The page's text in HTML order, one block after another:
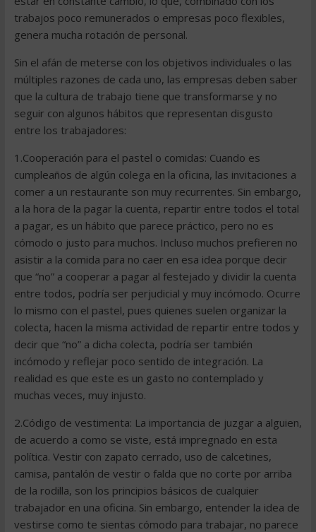
trabajos poco remunerados o empresas poco flexibles,
genera mucha rotación de personal.
Sin el afán de meterse con los objetivos individuales o las
múltiples razones de cada uno, las empresas deben saber
que la cultura de trabajo tiene que transformarse y no
seguir con algunos hábitos que representan disgusto
entre los trabajadores:
1.Cooperación para el pastel o comidas: Cuando es
cumpleaños de algún colega en la oficina, las invitaciones a
comer a un restaurante son muy recurrentes. Sin embargo,
a la hora de la pagar la cuenta, repartir entre todos el total
a pagar, es un hábito que parece práctico, pero no es
cómodo o justo para muchos. Incluso muchos prefieren no
asistir a la comida para no caer en esa idea porque decir
que “no” a cooperar a pagar al festejado y dividir la cuenta
entre todos, podría ser perjudicial y muy incómodo. Ocurre
lo mismo con el pastel, pues quienes suelen organizar la
colecta, hacen la misma actividad de repartir entre todos y
decir que “no” a dicha colecta, podría ser también
incómodo y reflejar poco sentido de integración. La
realidad es que este es un gasto no contemplado y
muchas veces, muy injusto.
2.Código de vestimenta: La importancia de juzgar a alguien,
de acuerdo a como se viste, está impregnado en esta
política. Vestir con zapato cerrado, uso de calcetines,
camisa, pantalón de vestir o falda que no corte por arriba
de la rodilla, son los principios básicos de cualquier
trabajador en una oficina. Sin embargo, entender la idea de
vestirse como te sientas cómodo para trabajar, no parece